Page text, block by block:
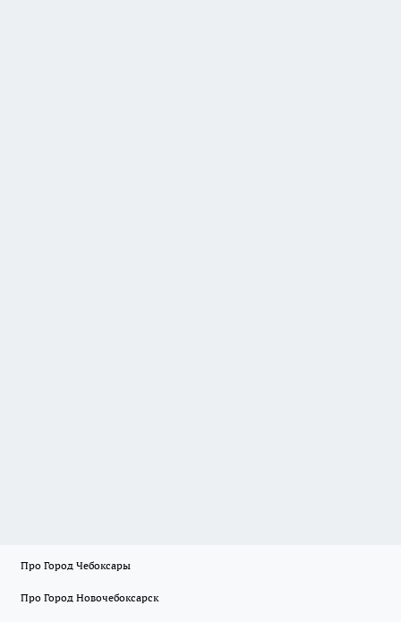
Про Город Чебоксары
Про Город Новочебоксарск